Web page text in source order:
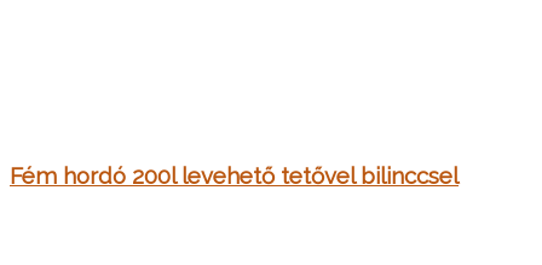
Fém hordó 200l levehető tetővel bilinccsel